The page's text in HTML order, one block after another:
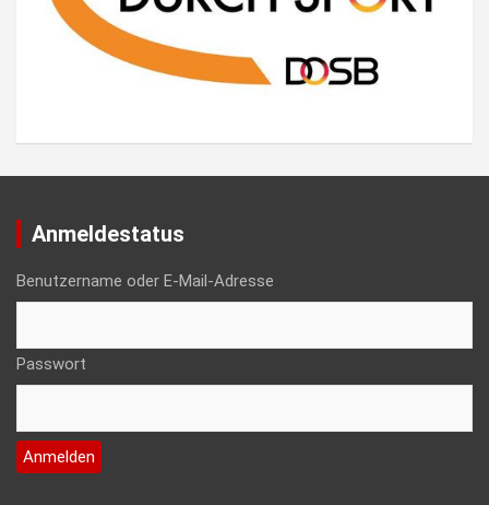
Anmeldestatus
Benutzername oder E-Mail-Adresse
Passwort